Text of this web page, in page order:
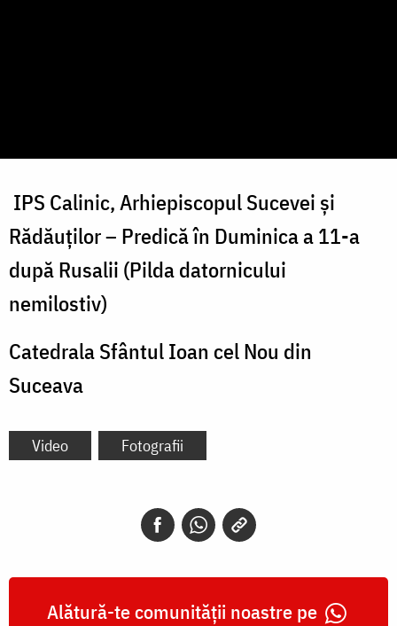
IPS Calinic, Arhiepiscopul Sucevei și
Rădăuților – Predică în Duminica a 11-a
după Rusalii (Pilda datornicului
nemilostiv)
Catedrala Sfântul Ioan cel Nou din
Suceava
Video Fotografii
Alătură-te comunității noastre pe